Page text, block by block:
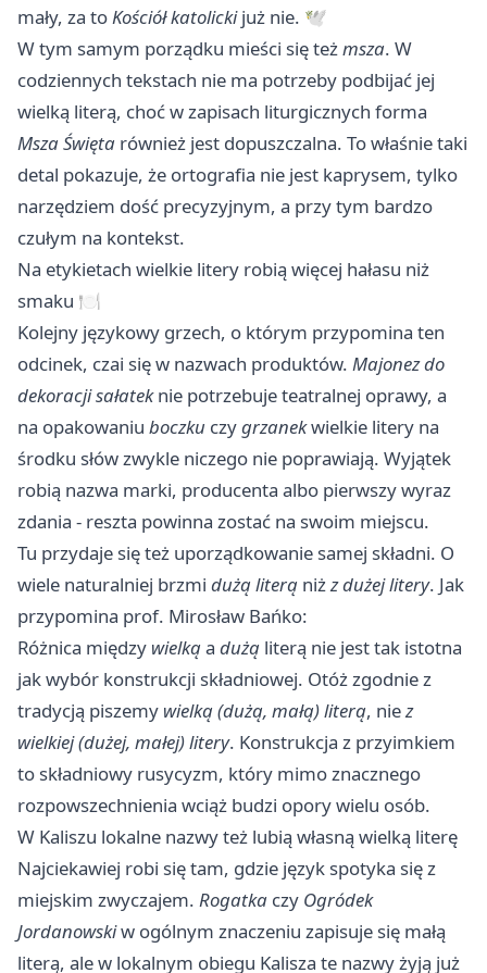
mały, za toKościół katolickijuż nie. 🕊️
W tym samym porządku mieści się teżmsza. W
codziennych tekstach nie ma potrzeby podbijać jej
wielką literą, choć w zapisach liturgicznych forma
Msza Święta również jest dopuszczalna. To właśnie taki
detal pokazuje, że ortografia nie jest kaprysem, tylko
narzędziem dość precyzyjnym, a przy tym bardzo
czułym na kontekst.
Na etykietach wielkie litery robią więcej hałasu niż
smaku 🍽️
Kolejny językowy grzech, o którym przypomina ten
odcinek, czai się w nazwach produktów. Majonez do
dekoracji sałateknie potrzebuje teatralnej oprawy, a
na opakowaniu boczku czygrzanekwielkie litery na
środku słów zwykle niczego nie poprawiają. Wyjątek
robią nazwa marki, producenta albo pierwszy wyraz
zdania - reszta powinna zostać na swoim miejscu.
Tu przydaje się też uporządkowanie samej składni. O
wiele naturalniej brzmi dużą literą niżz dużej litery. Jak
przypomina prof. Mirosław Bańko:
Różnica między wielkąa dużą literą nie jest tak istotna
jak wybór konstrukcji składniowej. Otóż zgodnie z
tradycją piszemy wielką (dużą, małą) literą, niez
wielkiej (dużej, małej) litery. Konstrukcja z przyimkiem
to składniowy rusycyzm, który mimo znacznego
rozpowszechnienia wciąż budzi opory wielu osób.
W Kaliszu lokalne nazwy też lubią własną wielką literę
Najciekawiej robi się tam, gdzie język spotyka się z
miejskim zwyczajem. Rogatka czy Ogródek
Jordanowskiw ogólnym znaczeniu zapisuje się małą
literą, ale w lokalnym obiegu Kalisza te nazwy żyją już